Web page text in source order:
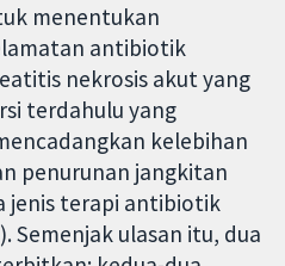
menentukan
antibiotik
nekrosis akut yang
terdahulu yang
kelebihan
penurunan jangkitan
jenis terapi antibiotik
ulasan itu, dua